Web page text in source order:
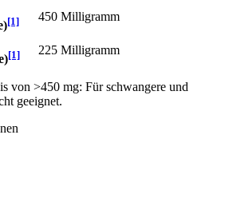
[1]
450 Milligramm
[1] 225 Milligramm
von >450 mg: Für schwangere und
geeignet.